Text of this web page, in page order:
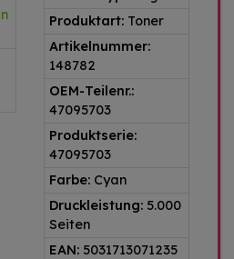
Produktart: Toner
Artikelnummer:
148782
OEM-Teilenr.:
47095703
Produktserie:
47095703
Farbe: Cyan
Druckleistung: 5.000
Seiten
EAN: 5031713071235